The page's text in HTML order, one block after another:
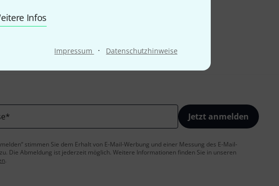
Infos
Impressum · Datenschutzhinweise
* Jetzt anmelden
stimmen Sie dem Erhalt von E-Mail-Werbung und einer Messung des E-Mail-
Die Abmeldung ist jederzeit möglich. Weitere Informationen finden Sie in unseren
.